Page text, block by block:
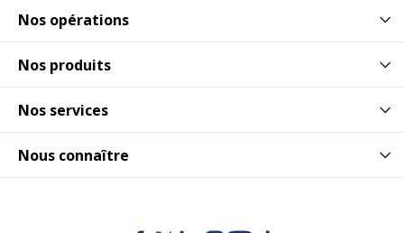
Nos opérations
Nos produits
Nos services
Nous connaître